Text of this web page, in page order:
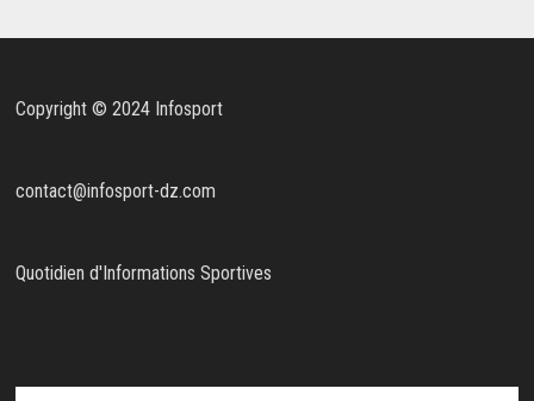
Copyright © 2024 Infosport
contact@infosport-dz.com
Quotidien d'Informations Sportives